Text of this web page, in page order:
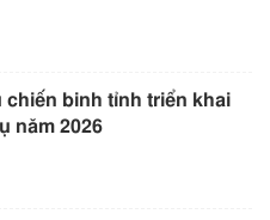
chiến binh tỉnh triển khai
năm 2026